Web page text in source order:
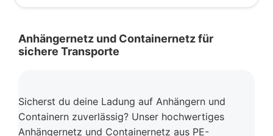
Anhängernetz und Containernetz für
sichere Transporte
Sicherst du deine Ladung auf Anhängern und
Containern zuverlässig? Unser hochwertiges
Anhängernetz und Containernetz aus PE-